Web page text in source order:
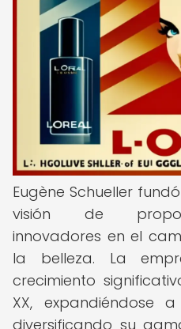
Eugène Schueller
visión de
innovadores en el
la belleza. La
crecimiento
XX, expandiéndose
diversificando su